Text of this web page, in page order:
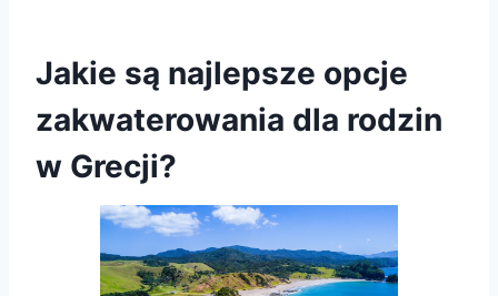
Jakie są najlepsze opcje
zakwaterowania dla rodzin
w Grecji?